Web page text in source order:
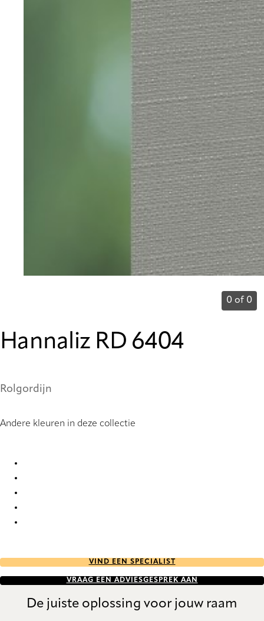
0 of 0
Hannaliz RD 6404
Rolgordijn
Andere kleuren in deze collectie
VIND EEN SPECIALIST
VRAAG EEN ADVIESGESPREK AAN
De juiste oplossing voor jouw raam